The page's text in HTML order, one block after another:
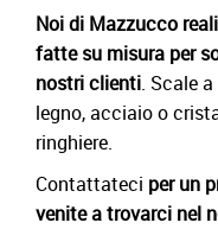
Noi di Mazzucco
fatte su misura per
nostri clienti. Scale
legno, acciaio o
ringhiere.
Contattateci per un
venite a trovarci nel